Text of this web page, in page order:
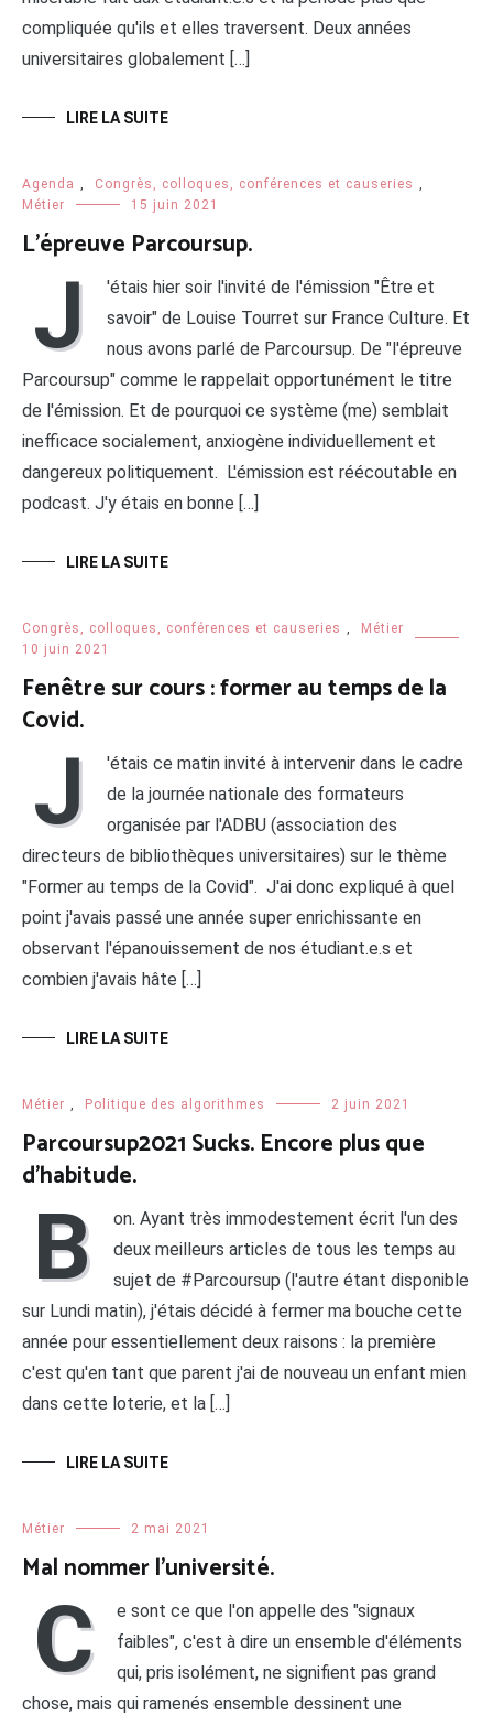
compliquée qu'ils et elles traversent. Deux années
universitaires globalement […]
LIRE LA SUITE
Agenda Congrès, colloques, conférences et causeries
Métier
15 juin 2021
L’épreuve Parcoursup.
J
'étais hier soir l'invité de l'émission "Être et
savoir" de Louise Tourret sur France Culture. Et
nous avons parlé de Parcoursup. De "l'épreuve
Parcoursup" comme le rappelait opportunément le titre
de l'émission. Et de pourquoi ce système (me) semblait
inefficace socialement, anxiogène individuellement et
dangereux politiquement. L'émission est réécoutable en
podcast. J'y étais en bonne […]
LIRE LA SUITE
Congrès, colloques, conférences et causeries
Métier
10 juin 2021
Fenêtre sur cours : former au temps de la
Covid.
J
'étais ce matin invité à intervenir dans le cadre
de la journée nationale des formateurs
organisée par l'ADBU (association des
directeurs de bibliothèques universitaires) sur le thème
"Former au temps de la Covid". J'ai donc expliqué à quel
point j'avais passé une année super enrichissante en
observant l'épanouissement de nos étudiant.e.s et
combien j'avais hâte […]
LIRE LA SUITE
Métier Politique des algorithmes 2 juin 2021
Parcoursup2021 Sucks. Encore plus que
d’habitude.
B
on. Ayant très immodestement écrit l'un des
deux meilleurs articles de tous les temps au
sujet de #Parcoursup (l'autre étant disponible
sur Lundi matin), j'étais décidé à fermer ma bouche cette
année pour essentiellement deux raisons : la première
c'est qu'en tant que parent j'ai de nouveau un enfant mien
dans cette loterie, et la […]
LIRE LA SUITE
Métier 2 mai 2021
Mal nommer l’université.
C
e sont ce que l'on appelle des "signaux
faibles", c'est à dire un ensemble d'éléments
qui, pris isolément, ne signifient pas grand
chose, mais qui ramenés ensemble dessinent une